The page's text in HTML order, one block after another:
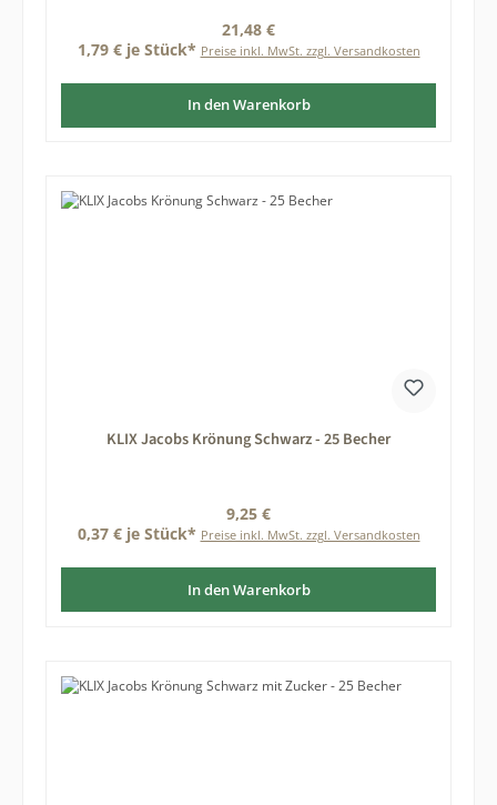
Regulärer Preis:
21,48 €
1,79 € je Stück* Preise inkl. MwSt. zzgl. Versandkosten
In den Warenkorb
KLIX Jacobs Krönung Schwarz - 25 Becher
Regulärer Preis:
9,25 €
0,37 € je Stück* Preise inkl. MwSt. zzgl. Versandkosten
In den Warenkorb